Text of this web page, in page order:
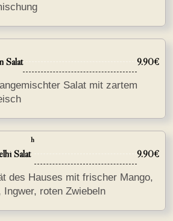
Salat 9.90€
Salat mit zartem
Salat
h
9.90€
des Hauses mit frischer Mango,
Ingwer, roten Zwiebeln